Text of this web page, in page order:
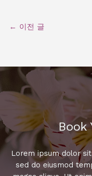
← 이전 글
Book
Lorem ipsum dolor
sed do eiusmod